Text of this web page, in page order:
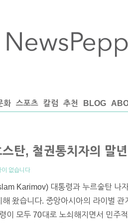
화 스포츠 칼럼 추천 BLOG
탄, 철권통치자의 말년
이 없습니다
Karimov) 대통령과 누르술탄
왔습니다. 중앙아시아의 라이벌
이 모두 70대로 노쇠해지면서 민주